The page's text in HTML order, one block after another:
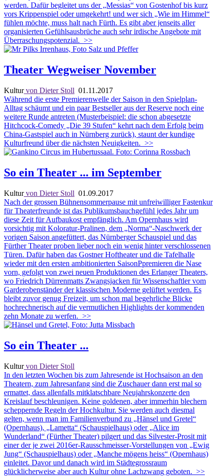
werden. Dafür begleitet uns der „Messias“ von Gostenhof bis kurz
vors Krippenspiel oder umgekehrt! und wer sich „Wie im Himmel“
fühlen möchte, muss halt nach Fürth. Es gibt aber jenseits aller
organisierten Gefühlsausbrüche auch sehr irdische Angebote mit
Überraschungspotenzial. >>
Theater Wegweiser November
Kulturvon Dieter Stoll 01.11.2017
Während die erste Premierenwelle der Saison in den Spielplan-
Alltag schäumt und ein paar Bestseller aus der Reserve noch eine
weitere Runde antreten (Musterbeispiel: die schon abgesetzte
Hitchcock-Comedy „Die 39 Stufen“ kehrt nach dem Erfolg beim
China-Gastspiel auch in Nürnberg zurück), staunt der kundige
Kulturfreund über die nächsten Neuigkeiten. >>
So ein Theater ... im September
Kulturvon Dieter Stoll 01.09.2017
Nach der grossen Bühnensommerpause mit unfreiwilliger Fastenkur
für Theaterfreunde ist das Publikumsbauchgefühl jedes Jahr um
diese Zeit für Aufbaukost empfänglich. Am Opernhaus wird
vorsichtig mit Koloratur-Pralinen, dem „Norma“-Naschwerk der
vorigen Saison angefüttert, das Nürnberger Schauspiel und das
Fürther Theater proben lieber noch ein wenig hinter verschlossenen
Türen. Dafür haben das Gostner Hoftheater und die Tafelhalle
wieder mit den ersten ambitionierten SaisonPpremieren die Nase
vorn, gefolgt von zwei neuen Produktionen des Erlanger Theaters,
wo Friedrich Dürrenmatts Zwangsjacken für Wissenschaftler vom
Garderobenständer der klassischen Moderne gelüftet werden. Es
bleibt zuvor genug Freizeit, um schon mal begehrliche Blicke
hochrechnerisch auf die vermutlichen Highlights der kommenden
zehn Monate zu werfen. >>
So ein Theater ...
Kulturvon Dieter Stoll
In den letzten Wochen bis zum Jahresende ist Hochsaison an den
Theatern, zum Jahresanfang sind die Zuschauer dann erst mal so
ermattet, dass allenfalls mitklatschbare Neujahrskonzerte den
Kreislauf beschleunigen. Keine goldenen, aber immerhin blechern
scheppernde Regeln der Hochkultur. Sie werden auch diesmal
gelten, wenn man im Familienverbund zu „Hänsel und Gretel“
(Opernhaus), „Lametta“ (Schauspielhaus) oder „Alice im
Wunderland“ (Fürther Theater) pilgert und das Silvester-Prosit mit
einer der je zwei 2016er-Rausschmeisser-Vorstellungen von „Ewig
Jung“ (Schauspielhaus) oder „Manche mögens heiss“ (Opernhaus)
einleitet. Davor und danach wird im Städtegrossraum
glücklicherweise aber auch Kultur ohne Lachzwang geboten. >>